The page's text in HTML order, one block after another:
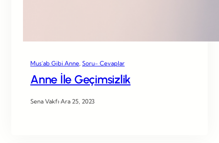
Mus’ab Gibi Anne Soru- Cevaplar
Anne İle Geçimsizlik
Sena Vakfı·Ara 25, 2023